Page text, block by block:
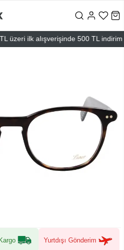
ilk alışverişinde 500 TL indirim
Yurtdışı Gönderim